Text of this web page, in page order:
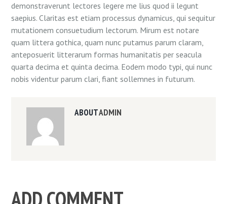
demonstraverunt lectores legere me lius quod ii legunt
saepius. Claritas est etiam processus dynamicus, qui sequitur
mutationem consuetudium lectorum. Mirum est notare
quam littera gothica, quam nunc putamus parum claram,
anteposuerit litterarum formas humanitatis per seacula
quarta decima et quinta decima. Eodem modo typi, qui nunc
nobis videntur parum clari, fiant sollemnes in futurum.
ABOUTADMIN